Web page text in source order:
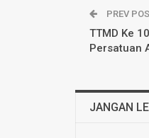
PREV
TTMD Ke
Persatuan
JANGAN